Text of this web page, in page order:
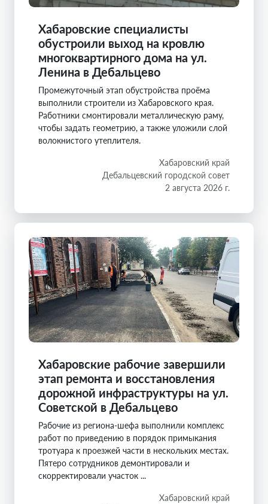
Хабаровские специалисты
обустроили выход на кровлю
многоквартирного дома на ул.
Ленина в Дебальцево
Промежуточный этап обустройства проёма
выполнили строители из Хабаровского края.
Работники смонтировали металлическую раму,
чтобы задать геометрию, а также уложили слой
волокнистого утеплителя.
Хабаровский край
Дебальцевский городской совет
2 августа 2026 г.
Хабаровские рабочие завершили
этап ремонта и восстановления
дорожной инфраструктуры на ул.
Советской в Дебальцево
Рабочие из региона-шефа выполнили комплекс
работ по приведению в порядок примыкания
тротуара к проезжей части в нескольких местах.
Пятеро сотрудников демонтировали и
скорректировали участок ...
Хабаровский край